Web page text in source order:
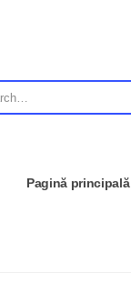
Pagină principală